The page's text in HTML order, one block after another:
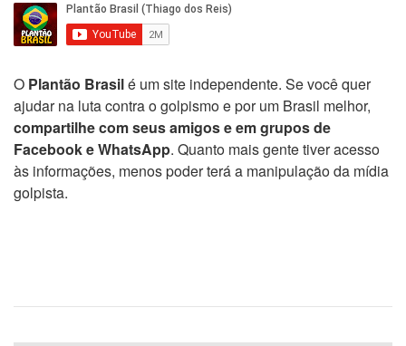
O Plantão Brasilé um site independente. Se você quer
ajudar na luta contra o golpismo e por um Brasil melhor,
compartilhe com seus amigos e em grupos de
Facebook e WhatsApp. Quanto mais gente tiver acesso
às informações, menos poder terá a manipulação da mídia
golpista.